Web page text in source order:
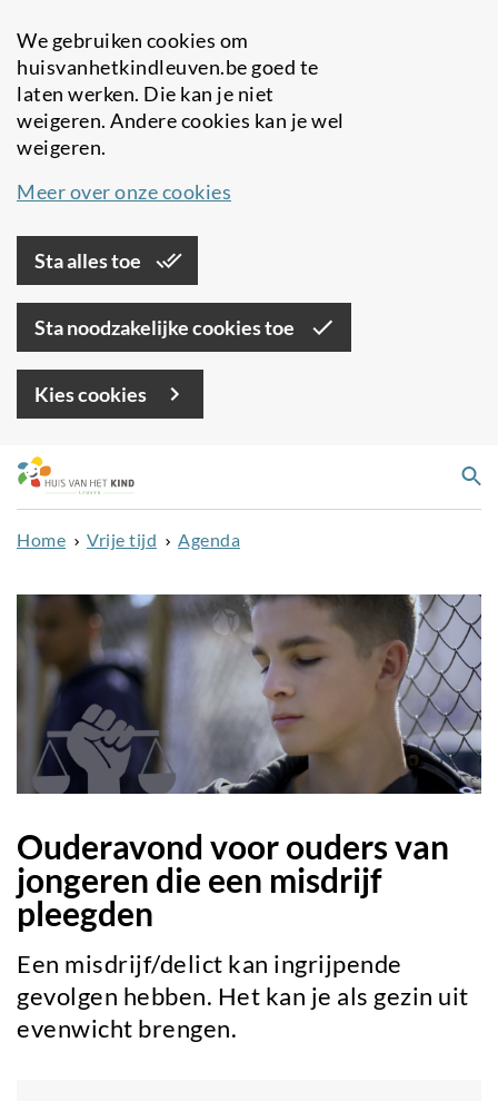
We gebruiken cookies om
huisvanhetkindleuven.be goed te
laten werken. Die kan je niet
weigeren. Andere cookies kan je wel
weigeren.
Meer over onze cookies
Sta alles toe
Sta noodzakelijke cookies toe
Kies cookies
Overslaan
en
naar
de
gaan
Home Vrije tijd Agenda
Ouderavond voor ouders van
jongeren die een misdrijf
pleegden
Een misdrijf/delict kan ingrijpende
gevolgen hebben. Het kan je als gezin uit
evenwicht brengen.